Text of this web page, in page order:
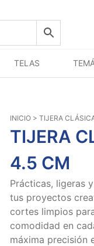
TELAS
INICIO > TIJERA
TIJERA
4.5 CM
Prácticas, ligeras
tus proyectos
cortes limpios
comodidad en
máxima precisión